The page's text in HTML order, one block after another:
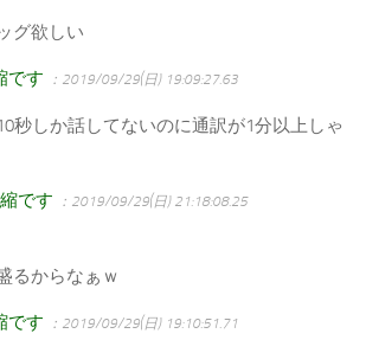
グ欲しい
です ：2019/09/29(日) 19:09:27.63
秒しか話してないのに通訳が1分以上しゃ
です ：2019/09/29(日) 21:18:08.25
るからなぁｗ
です ：2019/09/29(日) 19:10:51.71